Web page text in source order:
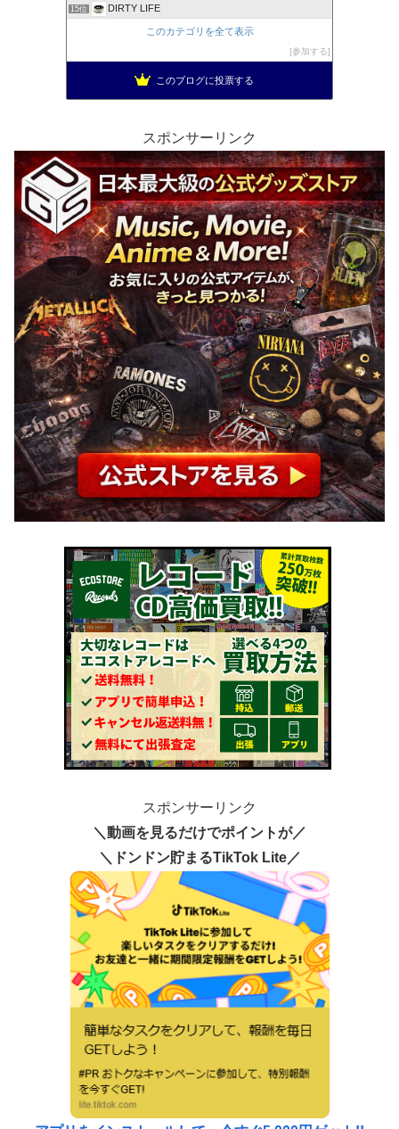
15位 DIRTY LIFE
このカテゴリを全て表示
参加する
このブログに投票する
スポンサーリンク
スポンサーリンク
＼動画を見るだけでポイントが／
＼ドンドン貯まるTikTok Lite／